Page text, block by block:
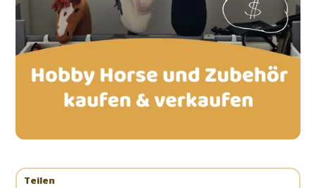
Teilen